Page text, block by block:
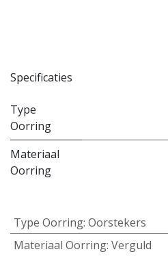
Specificaties
Type
Oorring
Materiaal
Oorring
Type Oorring: Oorstekers
Materiaal Oorring: Verguld